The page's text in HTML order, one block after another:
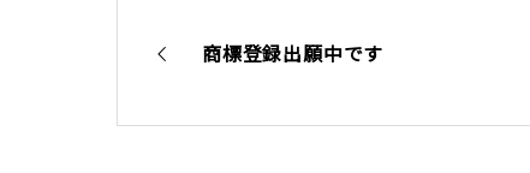
商標登録出願中です